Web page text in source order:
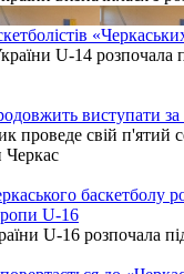
U-14
виступати за
проведе свій п'ятий
Черкас
баскетболу
U-16
U-16 розпочала